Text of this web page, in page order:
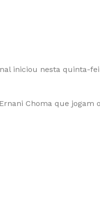
iniciou nesta quinta-
Choma que jogam